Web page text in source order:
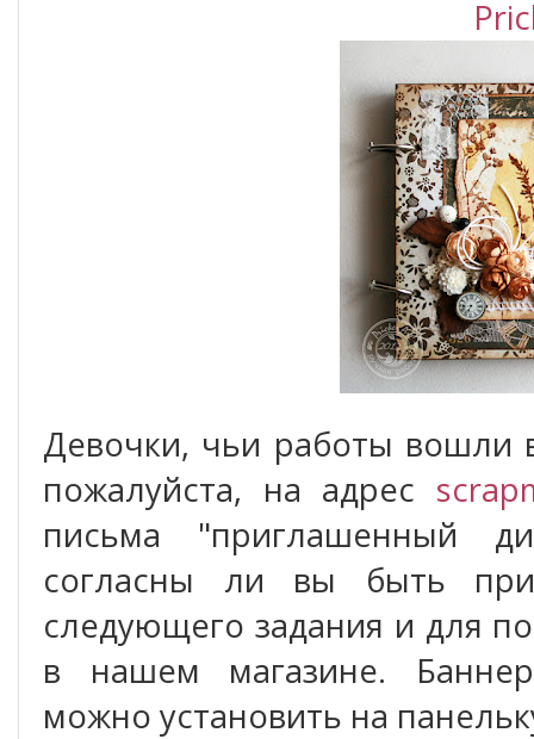
Девочки, чьи работы
пожалуйста, на адрес
письма "приглашенный
согласны ли вы быть
следующего задания и для
в нашем магазине.
можно установить на